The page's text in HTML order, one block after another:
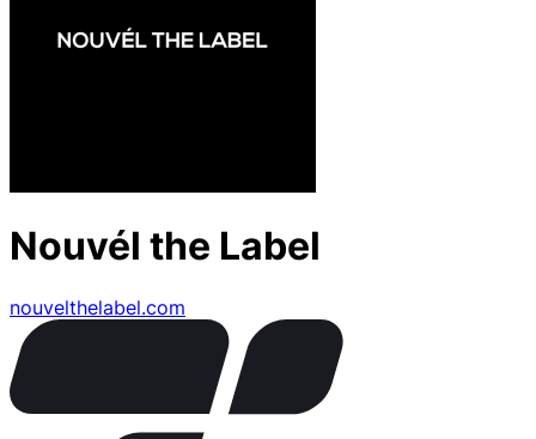
Nouvél the Label
nouvelthelabel.com